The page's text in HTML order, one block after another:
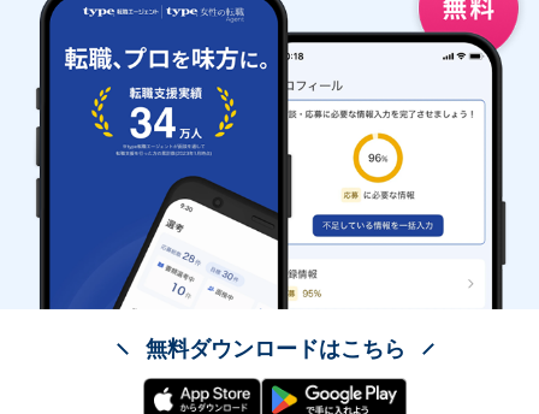
無料ダウンロードはこちら